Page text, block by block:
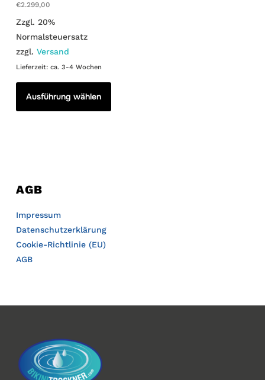
€2.299,00
Zzgl. 20%
Normalsteuersatz
zzgl. Versand
Lieferzeit: ca. 3-4 Wochen
Ausführung wählen
Dieses
weist
AGB
Impressum
Datenschutzerklärung
Cookie-Richtlinie (EU)
AGB